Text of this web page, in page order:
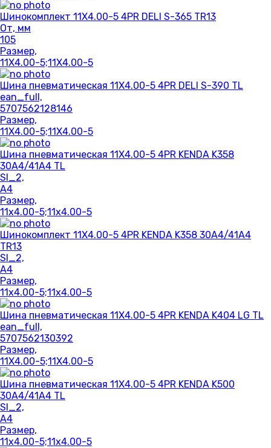
Шинокомплект 11X4.00-5 4PR DELI S-365 TR13
От, мм
105
Размер,
11X4.00-5;11X4.00-5
Шина пневматическая 11X4.00-5 4PR DELI S-390 TL
ean_full,
5707562128146
Размер,
11X4.00-5;11X4.00-5
Шина пневматическая 11X4.00-5 4PR KENDA K358
30A4/41A4 TL
SI_2,
A4
Размер,
11x4.00-5;11x4.00-5
Шинокомплект 11X4.00-5 4PR KENDA K358 30A4/41A4
TR13
SI_2,
A4
Размер,
11x4.00-5;11x4.00-5
Шина пневматическая 11X4.00-5 4PR KENDA K404 LG TL
ean_full,
5707562130392
Размер,
11X4.00-5;11X4.00-5
Шина пневматическая 11X4.00-5 4PR KENDA K500
30A4/41A4 TL
SI_2,
A4
Размер,
11x4.00-5;11x4.00-5